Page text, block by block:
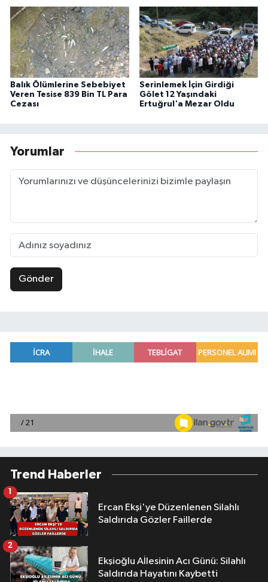
Balık Ölümlerine Sebebiyet
Veren Tesise 839 Bin TL Para
Cezası
Serinlemek İçin Girdiği
Gölet 12 Yaşındaki
Ertuğrul'a Mezar Oldu
Yorumlar
Gönder
Trend Haberler
Ercan Ekşi'ye Düzenlenen Silahlı
Saldırıda Gözler Faillerde
1
Ekşioğlu Aİlesinin Acı Günü: Silahlı
Saldırıda Hayatını Kaybetti
2